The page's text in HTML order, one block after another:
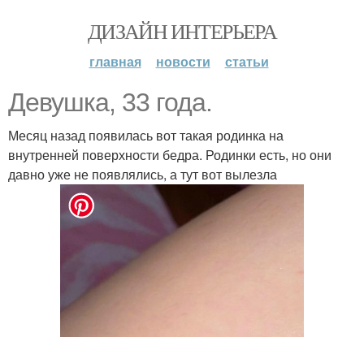
ДИЗАЙН ИНТЕРЬЕРА
главная новости статьи
Девушка, 33 года.
Месяц назад появилась вот такая родинка на
внутренней поверхности бедра. Родинки есть, но они
давно уже не появлялись, а тут вот вылезла